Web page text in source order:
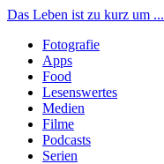
Das Leben ist zu kurz um ...
Fotografie
Apps
Food
Lesenswertes
Medien
Filme
Podcasts
Serien